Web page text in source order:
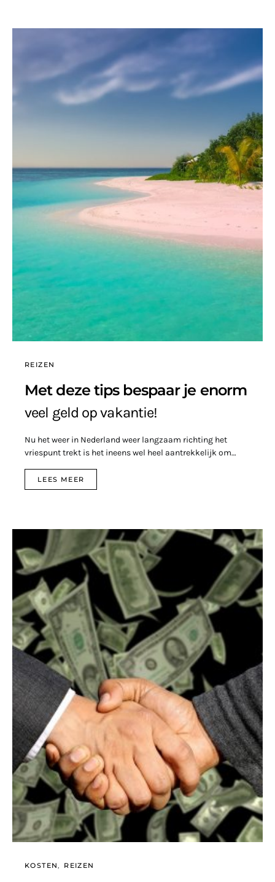
REIZEN
Met deze tips bespaar je enorm
veel geld op vakantie!
Nu het weer in Nederland weer langzaam richting het
vriespunt trekt is het ineens wel heel aantrekkelijk om…
LEES MEER
KOSTEN REIZEN